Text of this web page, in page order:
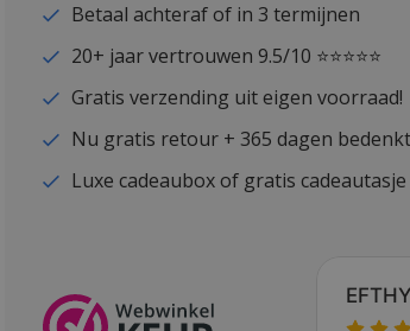
Betaal achteraf of in 3 termijnen
20+ jaar vertrouwen 9.5/10 ⭐⭐⭐⭐⭐
Gratis verzending uit eigen voorraad!
Nu gratis retour + 365 dagen
Luxe cadeaubox of gratis cadeautasje